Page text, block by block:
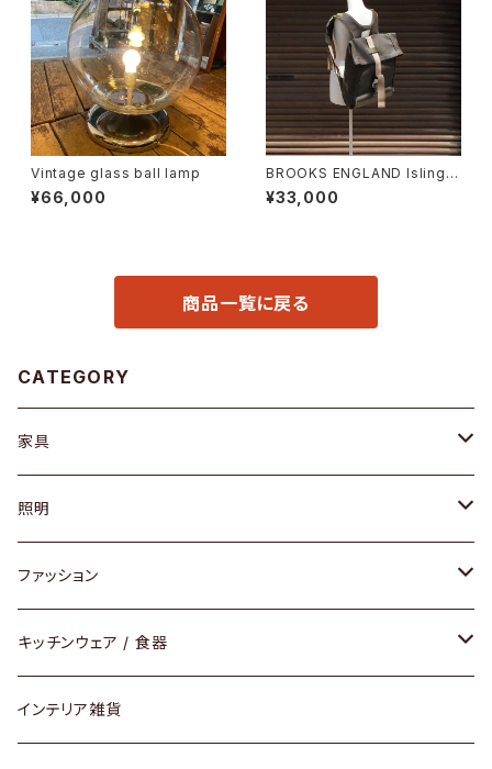
Vintage glass ball lamp
¥66,000
BROOKS ENGLAND Islingto
n Rucksack
¥33,000
商品一覧に戻る
CATEGORY
家具
ソファ / ベンチ
チェア / スツール
ダイニングセット / ダイニングテーブル
ローテーブル / サイドテーブル
照明
ペンダントライト
テーブルランプ / デスクスタンド
フロアライト
ファッション
アクセサリー
リング
財布
キッチンウェア / 食器
グラス / タンブラー
インテリア雑貨